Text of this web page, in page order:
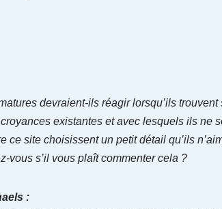
devraient-ils réagir lorsqu’ils trouvent
existantes et avec lesquels ils ne
site choisissent un petit détail qu’ils
vous s’il vous plaît commenter cela ?
: